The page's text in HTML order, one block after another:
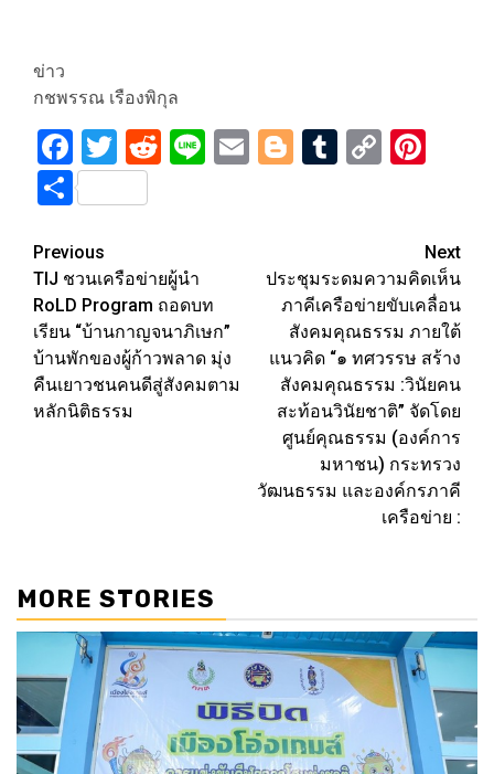
ข่าว
กชพรรณ​ เรืองพิกุล
Facebook
Twitter
Reddit
LineEmailBlogger
Tumblr
Copy
Share
Post
navigation
Previous
TIJ ชวนเครือข่ายผู้นำ
RoLD Program ถอดบท
เรียน “บ้านกาญจนาภิเษก”
บ้านพักของผู้ก้าวพลาด มุ่ง
คืนเยาวชนคนดีสู่สังคมตาม
หลักนิติธรรม
Next
ประชุมระดมความคิดเห็น
ภาคีเครือข่ายขับเคลื่อน
สังคมคุณธรรม ภายใต้
แนวคิด “๑ ทศวรรษ สร้าง
สังคมคุณธรรม :วินัยคน
สะท้อนวินัยชาติ” จัดโดย
ศูนย์คุณธรรม (องค์การ
มหาชน) กระทรวง
วัฒนธรรม และองค์กรภาคี
เครือข่าย :
MORE STORIES